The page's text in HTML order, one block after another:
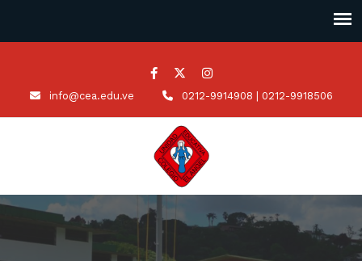
info@cea.edu.ve 0212-9914908 | 0212-9918506